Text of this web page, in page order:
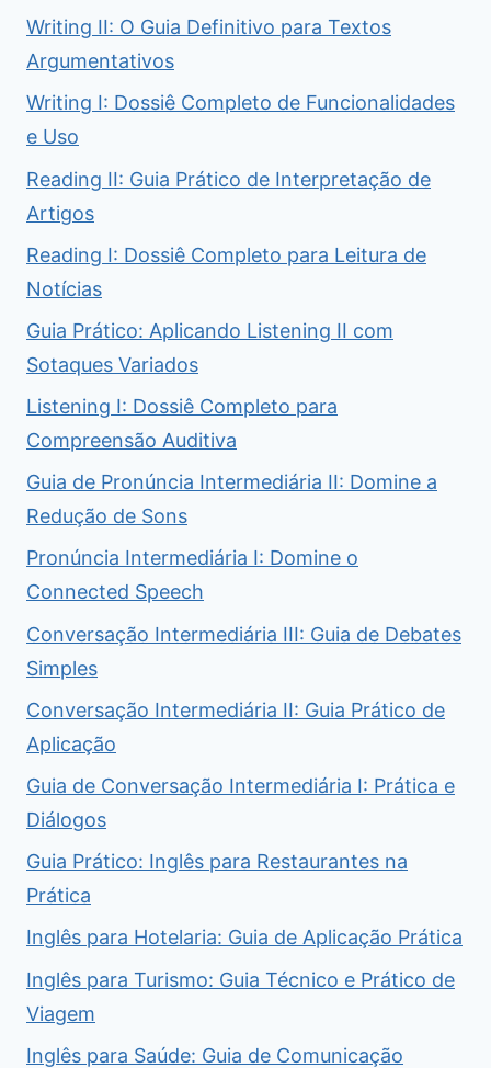
Writing II: O Guia Definitivo para Textos
Argumentativos
Writing I: Dossiê Completo de Funcionalidades
e Uso
Reading II: Guia Prático de Interpretação de
Artigos
Reading I: Dossiê Completo para Leitura de
Notícias
Guia Prático: Aplicando Listening II com
Sotaques Variados
Listening I: Dossiê Completo para
Compreensão Auditiva
Guia de Pronúncia Intermediária II: Domine a
Redução de Sons
Pronúncia Intermediária I: Domine o
Connected Speech
Conversação Intermediária III: Guia de Debates
Simples
Conversação Intermediária II: Guia Prático de
Aplicação
Guia de Conversação Intermediária I: Prática e
Diálogos
Guia Prático: Inglês para Restaurantes na
Prática
Inglês para Hotelaria: Guia de Aplicação Prática
Inglês para Turismo: Guia Técnico e Prático de
Viagem
Inglês para Saúde: Guia de Comunicação